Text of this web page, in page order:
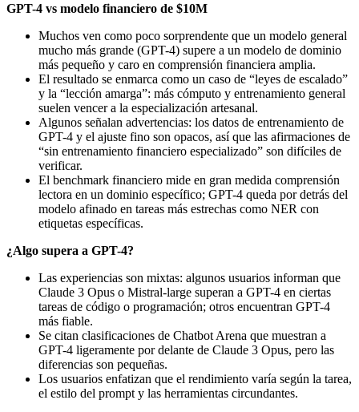
GPT-4 vs modelo financiero de $10M
Muchos ven como poco sorprendente que un modelo general
mucho más grande (GPT-4) supere a un modelo de dominio
más pequeño y caro en comprensión financiera amplia.
El resultado se enmarca como un caso de “leyes de escalado”
y la “lección amarga”: más cómputo y entrenamiento general
suelen vencer a la especialización artesanal.
Algunos señalan advertencias: los datos de entrenamiento de
GPT-4 y el ajuste fino son opacos, así que las afirmaciones de
“sin entrenamiento financiero especializado” son difíciles de
verificar.
El benchmark financiero mide en gran medida comprensión
lectora en un dominio específico; GPT-4 queda por detrás del
modelo afinado en tareas más estrechas como NER con
etiquetas específicas.
¿Algo supera a GPT-4?
Las experiencias son mixtas: algunos usuarios informan que
Claude 3 Opus o Mistral-large superan a GPT-4 en ciertas
tareas de código o programación; otros encuentran GPT-4
más fiable.
Se citan clasificaciones de Chatbot Arena que muestran a
GPT-4 ligeramente por delante de Claude 3 Opus, pero las
diferencias son pequeñas.
Los usuarios enfatizan que el rendimiento varía según la tarea,
el estilo del prompt y las herramientas circundantes.